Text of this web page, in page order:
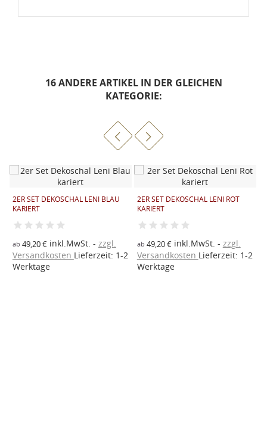
16 ANDERE ARTIKEL IN DER GLEICHEN
KATEGORIE:
2ER SET DEKOSCHAL LENI BLAU
KARIERT
ab 49,20 €inkl.MwSt.
zzgl.
Versandkosten Lieferzeit: 1-2
Werktage
2ER SET DEKOSCHAL LENI ROT
KARIERT
ab 49,20 €inkl.MwSt.
zzgl.
Versandkosten Lieferzeit: 1-2
Werktage